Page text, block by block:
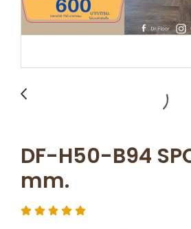
DF-H50-B94
mm.